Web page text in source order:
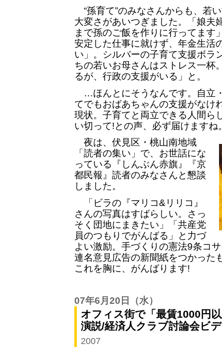
“孫育て”のみなさんからも、若
大変さがあいつぎました。「娘夫
まで孫のご飯を作りに行ってます
安定した仕事に就けず、年金生活
い」。シルバーの子育て支援ボラ
ちの若いお母さんはストレス一杯
るが、行政の支援がいる」と。
…ほんとにそうなんです。自立
てでもおばあちゃんの支援がなけ
現状。子育てと両立できる人間ら
い切って!との声、必ず届けますね
夜は、伏見区・桃山南地域
「読者の集い」で、お世話にな
っている『しんぶん赤旗』『京
都民報』読者のみなさんと懇談
しました。
「ビラの『マリコ&リリコ』
さんの写真はすばらしい。さっ
そく団地にまきたい」「共産党
員のつもりでがんばる」と力づ
よい激励。手づくりの憲法9条コ
連名意見広告の新聞紙をつかった
これを胸に、がんばります!
07年6月20日 （水）
オフィス街で「最賃1000円
演説/経済人クラブ討論会ビ
2007